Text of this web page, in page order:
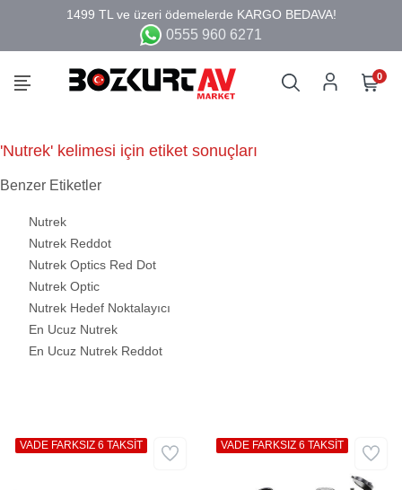
0555 960 6271
0
'Nutrek' kelimesi için etiket sonuçları
Benzer Etiketler
Nutrek
Nutrek Reddot
Nutrek Optics Red Dot
Nutrek Optic
Nutrek Hedef Noktalayıcı
En Ucuz Nutrek
En Ucuz Nutrek Reddot
VADE FARKSIZ 6 TAKSİT VADE FARKSIZ 6 TAKSİT